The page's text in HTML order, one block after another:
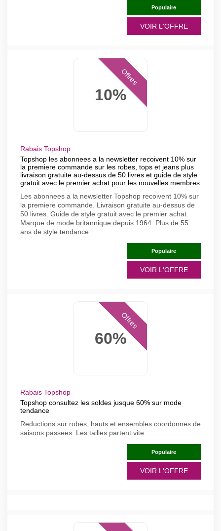
Populaire
VOIR L'OFFRE
10%
Offres
Rabais Topshop
Topshop les abonnees a la newsletter recoivent 10% sur
la premiere commande sur les robes, tops et jeans plus
livraison gratuite au-dessus de 50 livres et guide de style
gratuit avec le premier achat pour les nouvelles membres
Les abonnees a la newsletter Topshop recoivent 10% sur
la premiere commande. Livraison gratuite au-dessus de
50 livres. Guide de style gratuit avec le premier achat.
Marque de mode britannique depuis 1964. Plus de 55
ans de style tendance
Populaire
VOIR L'OFFRE
60%
Offres
Rabais Topshop
Topshop consultez les soldes jusque 60% sur mode
tendance
Reductions sur robes, hauts et ensembles coordonnes de
saisons passees. Les tailles partent vite
Populaire
VOIR L'OFFRE